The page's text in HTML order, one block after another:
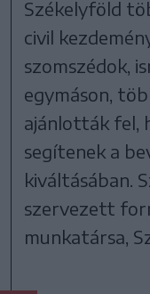
Székelyföld
civil
szomszédok,
egymáson,
ajánlották fel,
segítenek a
kiváltásában.
szervezett
munkatársa,